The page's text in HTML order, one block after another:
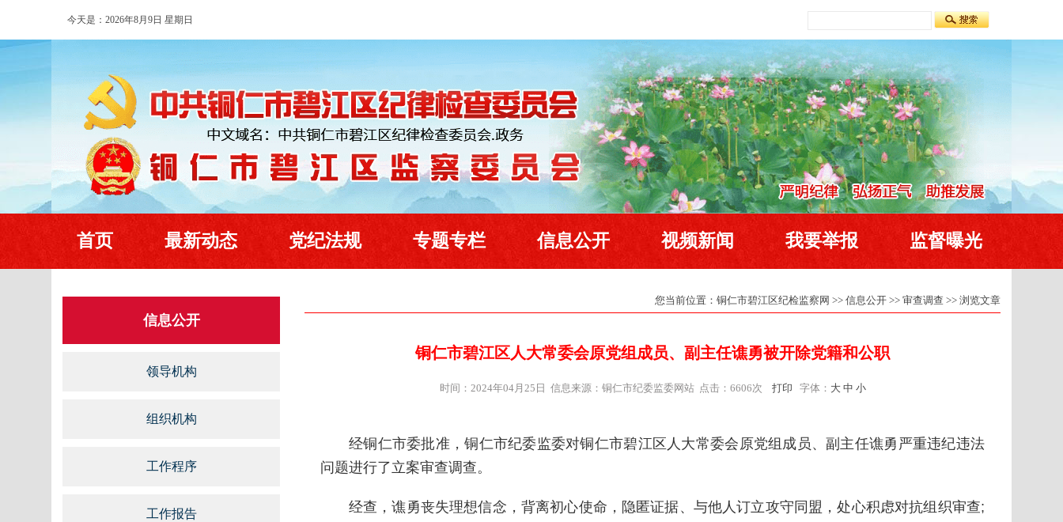
今天是：2026年8月9日 星期日
首页 最新动态 党纪法规 专题专栏 信息公开 视频新闻 我要举报 监督曝光
信息公开
领导机构
组织机构
工作程序
工作报告
您当前位置： 铜仁市碧江区纪检监察网 >> 信息公开 >> 审查调查 >> 浏览文章
铜仁市碧江区人大常委会原党组成员、副主任谯勇被开除党籍和公职
时间：2024年04月25日 信息来源：铜仁市纪委监委网站 点击： 6606次 打印 字体： 大 中 小
经铜仁市委批准，铜仁市纪委监委对铜仁市碧江区人大常委会原党组成员、副主任谯勇严重违纪违法
问题进行了立案审查调查。
经查，谯勇丧失理想信念，背离初心使命，隐匿证据、与他人订立攻守同盟，处心积虑对抗组织审查;